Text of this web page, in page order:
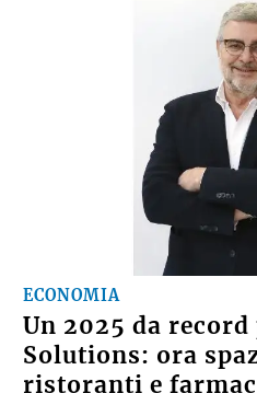
ECONOMIA
Un 2025 da
Solutions: ora
ristoranti e